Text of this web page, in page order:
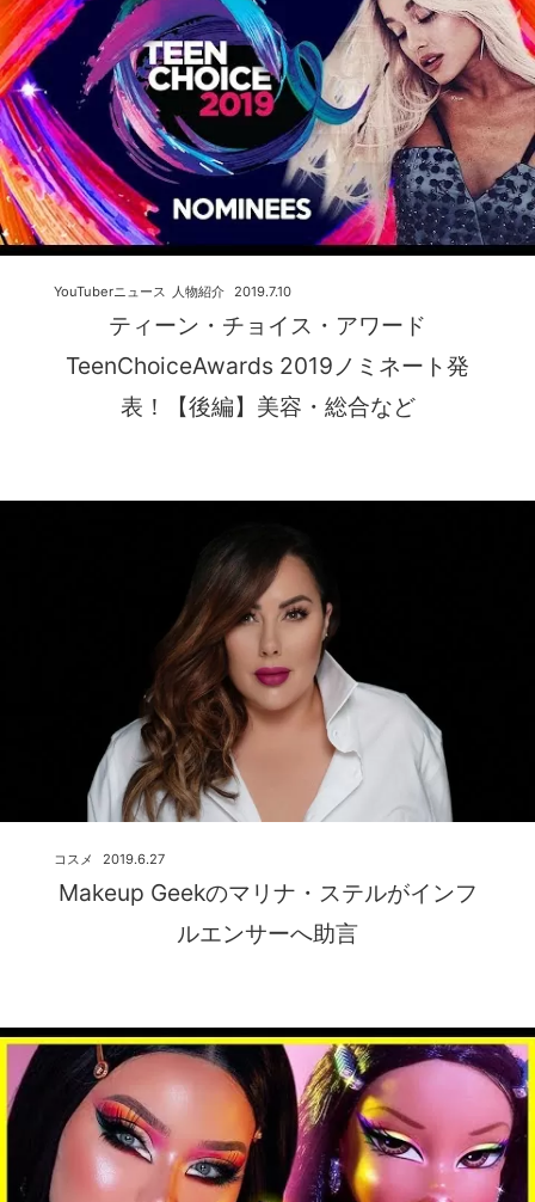
ティーン・チョイス・アワード
TeenChoiceAwards 2019ノミネート発
表！【後編】美容・総合など
2019.7.10
YouTuberニュース 人物紹介
Makeup Geekのマリナ・ステルがインフ
ルエンサーへ助言
2019.6.27
コスメ